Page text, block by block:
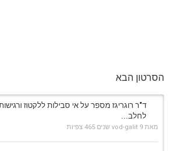
הסרטון הבא
ד"ר רוגריגז מספר על אי סבילות ללקטוז
לחלב...
מאת vod-galit 9 שנים 465 צפיות